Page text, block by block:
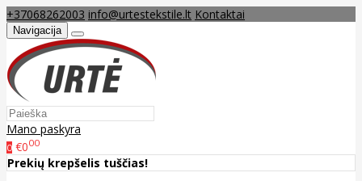
+37068262003 info@urtestekstile.lt Kontaktai
Navigacija
Mano paskyra
0 €000
Prekių krepšelis tuščias!